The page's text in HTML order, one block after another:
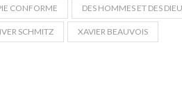
CONFORME DES HOMMES ET DES
SCHMITZ XAVIER BEAUVOIS